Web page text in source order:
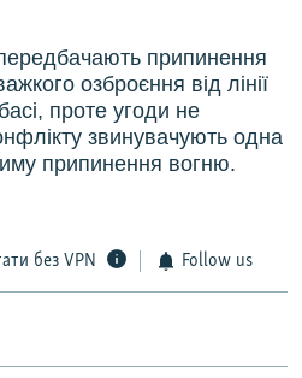
передбачають припинення
озброєння від лінії
проте угоди не
звинувачують одна
припинення вогню.
без VPN Follow us